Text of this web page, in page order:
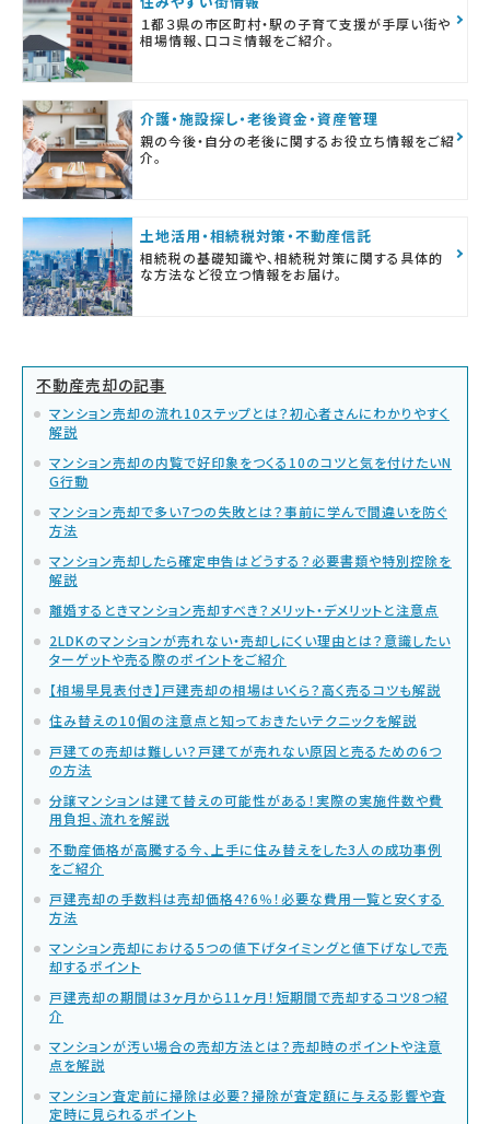
１都３県の市区町村・駅の子育て支援が手厚い街や
相場情報、口コミ情報をご紹介。
介護・施設探し・老後資金・資産管理
親の今後・自分の老後に関するお役立ち情報をご紹
介。
土地活用・相続税対策・不動産信託
相続税の基礎知識や、相続税対策に関する具体的
な方法など役立つ情報をお届け。
不動産売却の記事
マンション売却の流れ10ステップとは？初心者さんにわかりやすく
解説
マンション売却の内覧で好印象をつくる10のコツと気を付けたいN
G行動
マンション売却で多い7つの失敗とは？事前に学んで間違いを防ぐ
方法
マンション売却したら確定申告はどうする？必要書類や特別控除を
解説
離婚するときマンション売却すべき？メリット・デメリットと注意点
2LDKのマンションが売れない・売却しにくい理由とは？意識したい
ターゲットや売る際のポイントをご紹介
【相場早見表付き】戸建売却の相場はいくら？高く売るコツも解説
住み替えの10個の注意点と知っておきたいテクニックを解説
戸建ての売却は難しい？戸建てが売れない原因と売るための6つ
の方法
分譲マンションは建て替えの可能性がある！実際の実施件数や費
用負担、流れを解説
不動産価格が高騰する今、上手に住み替えをした3人の成功事例
をご紹介
戸建売却の手数料は売却価格4?6％！必要な費用一覧と安くする
方法
マンション売却における5つの値下げタイミングと値下げなしで売
却するポイント
戸建売却の期間は3ヶ月から11ヶ月！短期間で売却するコツ8つ紹
介
マンションが汚い場合の売却方法とは？売却時のポイントや注意
点を解説
マンション査定前に掃除は必要？掃除が査定額に与える影響や査
定時に見られるポイント